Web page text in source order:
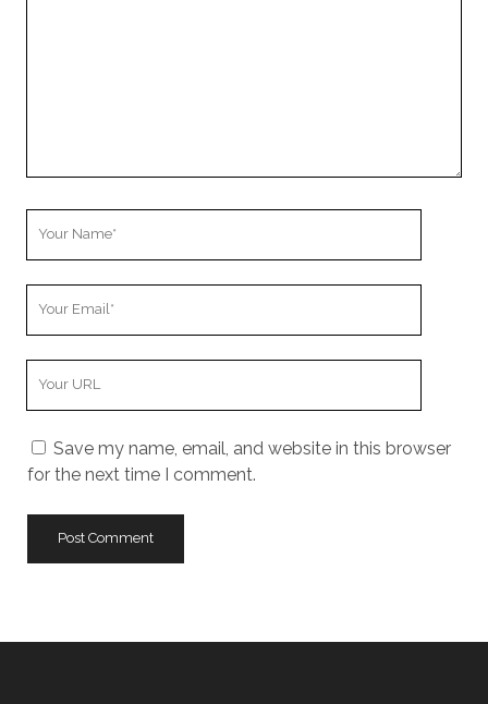
Save my name, email, and website in this browser
for the next time I comment.